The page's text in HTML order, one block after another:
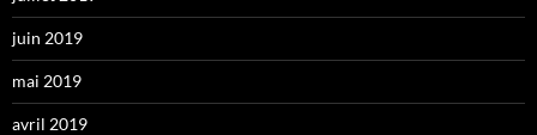
juin 2019
mai 2019
avril 2019